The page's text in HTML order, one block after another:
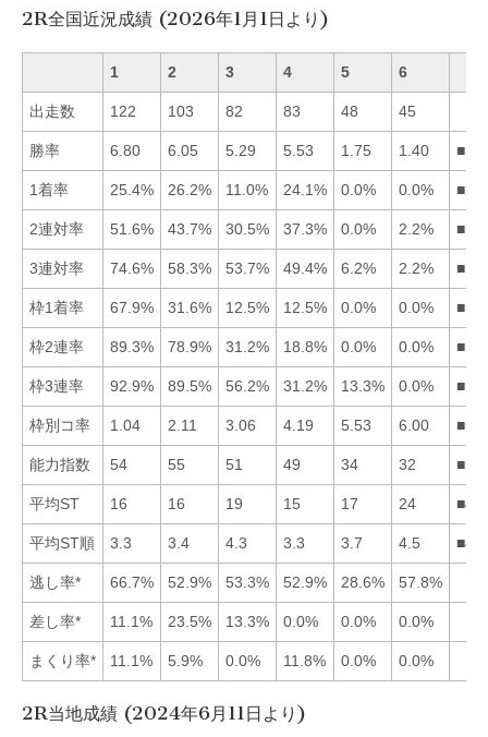
2R全国近況成績 (2026年1月1日より)
1 2 3 4 5 6
出走数 122 103 82 83 48 45
勝率 6.80 6.05 5.29 5.53 1.75 1.40
1着率 25.4% 26.2% 11.0% 24.1% 0.0% 0.0%
2連対率 51.6% 43.7% 30.5% 37.3% 0.0% 2.2%
3連対率 74.6% 58.3% 53.7% 49.4% 6.2% 2.2%
枠1着率 67.9% 31.6% 12.5% 12.5% 0.0% 0.0%
枠2連率 89.3% 78.9% 31.2% 18.8% 0.0% 0.0%
枠3連率 92.9% 89.5% 56.2% 31.2% 13.3% 0.0%
枠別コ率 1.04 2.11 3.06 4.19 5.53 6.00
能力指数 54 55 51 49 34 32
平均ST 16 16 19 15 17 24
平均ST順 3.3 3.4 4.3 3.3 3.7 4.5
逃し率* 66.7% 52.9% 53.3% 52.9% 28.6% 57.8%
差し率* 11.1% 23.5% 13.3% 0.0% 0.0% 0.0%
まくり率* 11.1% 5.9% 0.0% 11.8% 0.0% 0.0%
2R当地成績 (2024年6月11日より)